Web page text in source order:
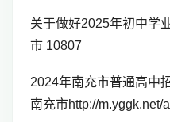
关于做好2025年初中学
市 10807
2024年南充市普通高中
南充市http://m.yggk.net/